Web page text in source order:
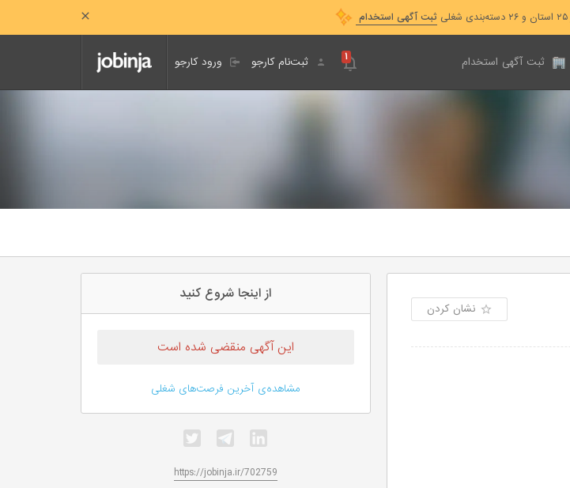
ثبت آگهی استخدام
ثبت آگهی استخدام ورود کارجو ثبت‌نام کارجو ۱
نشان کردن
از اینجا شروع کنید
این آگهی منقضی شده است
مشاهده‌ی آخرین فرصت‌های شغلی
https://jobinja.ir/702759